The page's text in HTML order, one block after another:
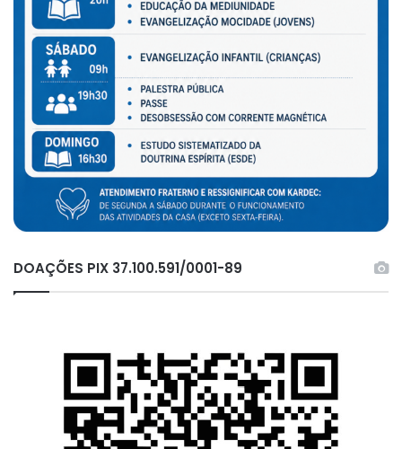
DOAÇÕES PIX 37.100.591/0001-89